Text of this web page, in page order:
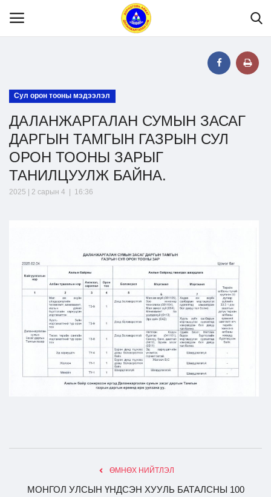
Танилцуулга
МЭДЭЭЛЭЛ
Хууль эрх зүй
Тендер
Ил тод байдал
Бодлого төлөвлөлт
Сул орон тооны мэдээлэл
ДАЛАНЖАРГАЛАН СУМЫН ЗАСАГ
ДАРГЫН ТАМГЫН ГАЗРЫН СУЛ
ОРОН ТООНЫ ЗАРЫГ
ТАНИЛЦУУЛЖ БАЙНА.
2025 | 2 сарын 4 | 16:36
ӨМНӨХ НИЙТЛЭЛ
МОНГОЛ УЛСЫН ҮНДСЭН ХУУЛЬ БАТАЛСНЫ 100